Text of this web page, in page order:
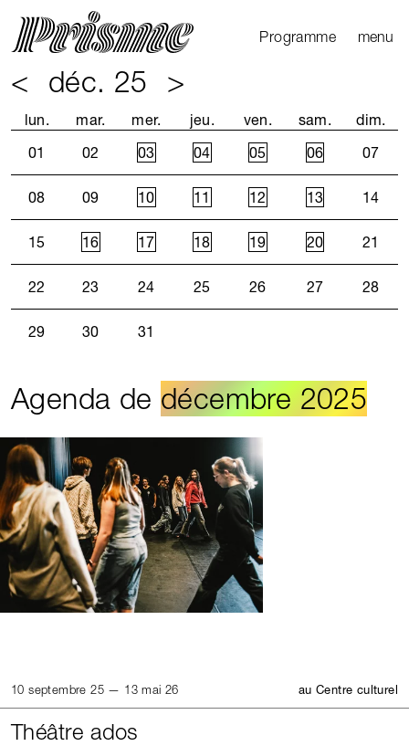
Programme
Les parcours
Productions
externes
Ouvrir
Fermer
menu
< déc. 25 >
lun. mar. mer. jeu. ven. sam.
dim.
01
02 03 04 05 06 07
08 09 10 11 12 13 14
15 16 17 18 19 20 21
22 23 24 25 26 27 28
29 30 31
Agenda de décembre 2025
10 septembre 25 — 13 mai 26 au Centre culturel
Théâtre ados